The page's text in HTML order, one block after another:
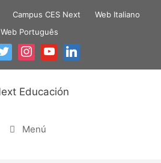
Campus CES Next
Web Italiano
Web Português
Menú